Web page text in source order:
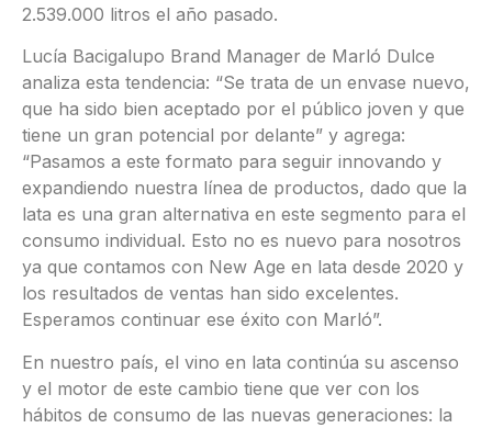
2.539.000 litros el año pasado.
Lucía Bacigalupo Brand Manager de Marló Dulce
analiza esta tendencia: “Se trata de un envase nuevo,
que ha sido bien aceptado por el público joven y que
tiene un gran potencial por delante” y agrega:
“Pasamos a este formato para seguir innovando y
expandiendo nuestra línea de productos, dado que la
lata es una gran alternativa en este segmento para el
consumo individual. Esto no es nuevo para nosotros
ya que contamos con New Age en lata desde 2020 y
los resultados de ventas han sido excelentes.
Esperamos continuar ese éxito con Marló”.
En nuestro país, el vino en lata continúa su ascenso
y el motor de este cambio tiene que ver con los
hábitos de consumo de las nuevas generaciones: la